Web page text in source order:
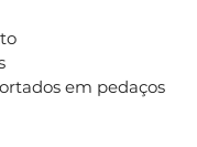
em pedaços